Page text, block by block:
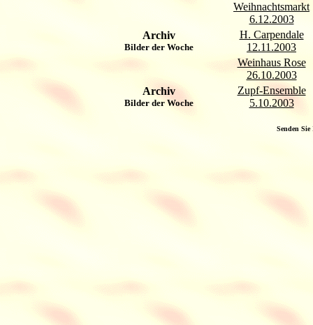
Weihnachtsmarkt
6.12.2003
Archiv
Bilder der Woche
H. Carpendale
12.11.2003
Weinhaus Rose
26.10.2003
Archiv
Bilder der Woche
Zupf-Ensemble
5.10.2003
Senden